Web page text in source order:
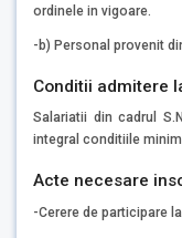
ordinele in vigoare.
-b) Personal provenit
Conditii admitere
Salariatii din cadrul
integral conditiile
Acte necesare
-Cerere de participare